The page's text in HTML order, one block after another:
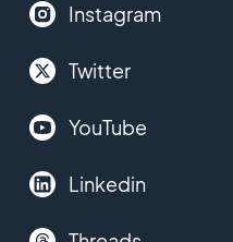
Instagram
Twitter
YouTube
Linkedin